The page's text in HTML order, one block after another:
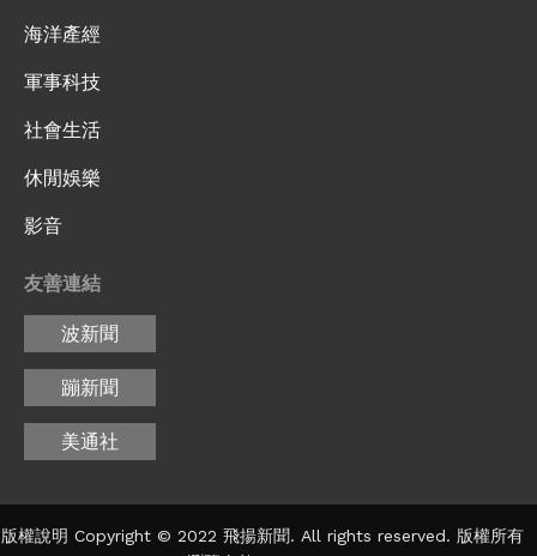
海洋產經
軍事科技
社會生活
休閒娛樂
影音
友善連結
波新聞
蹦新聞
美通社
版權說明 Copyright © 2022 飛揚新聞. All rights reserved. 版權所有